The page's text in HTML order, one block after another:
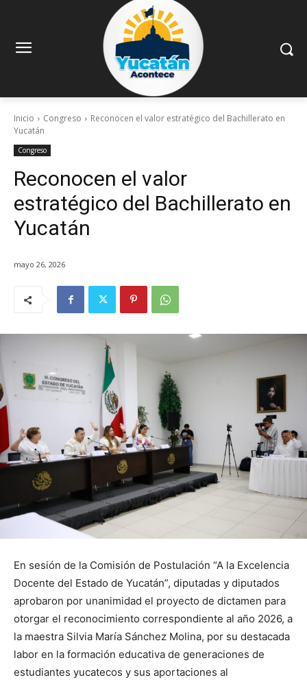
Inicio Congreso
Reconocen el valor estratégico del Bachillerato en
Yucatán
Congreso
Reconocen el valor
estratégico del Bachillerato en
Yucatán
mayo 26, 2026
En sesión de la Comisión de Postulación “A la Excelencia
Docente del Estado de Yucatán”, diputadas y diputados
aprobaron por unanimidad el proyecto de dictamen para
otorgar el reconocimiento correspondiente al año 2026, a
la maestra Silvia María Sánchez Molina, por su destacada
labor en la formación educativa de generaciones de
estudiantes yucatecos y sus aportaciones al